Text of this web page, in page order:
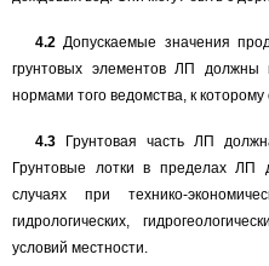
4.2 Допускаемые значения
грунтовых элементов ЛП должны
нормами того ведомства, к
4.3
Грунтовая часть ЛП
Грунтовые лотки в пределах ЛП
случаях при технико-
гидрологических,
условий местности.